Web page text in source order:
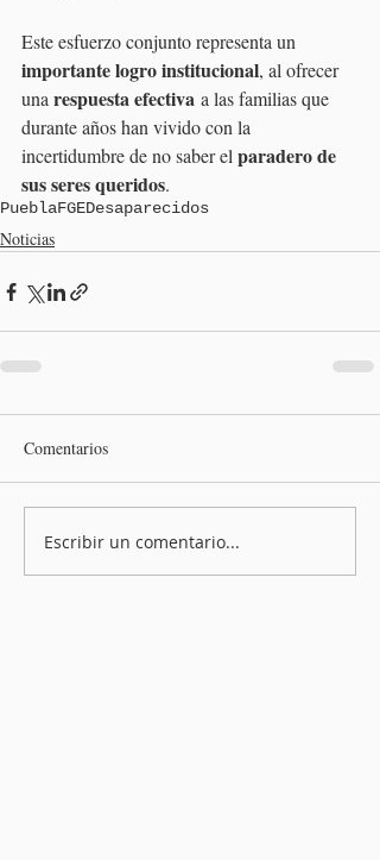
Este esfuerzo conjunto representa un
importante logro institucional, al ofrecer
una respuesta efectiva a las familias que
durante años han vivido con la
incertidumbre de no saber el paradero de
sus seres queridos.
PueblaFGEDesaparecidos
Noticias
Comentarios
Escribir un comentario...